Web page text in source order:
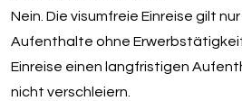
Nein. Die visumfreie Einreise gilt
Aufenthalte ohne
Einreise einen langfristigen
nicht verschleiern.